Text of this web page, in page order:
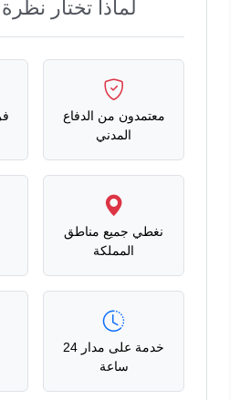
لماذا تختار نظرة
معتمدون من الدفاع
المدني
نغطي جميع مناطق
المملكة
خدمة على مدار 24
ساعة